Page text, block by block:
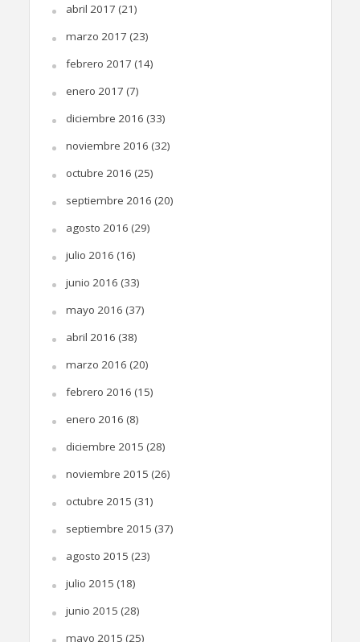
abril 2017 (21)
marzo 2017 (23)
febrero 2017 (14)
enero 2017 (7)
diciembre 2016 (33)
noviembre 2016 (32)
octubre 2016 (25)
septiembre 2016 (20)
agosto 2016 (29)
julio 2016 (16)
junio 2016 (33)
mayo 2016 (37)
abril 2016 (38)
marzo 2016 (20)
febrero 2016 (15)
enero 2016 (8)
diciembre 2015 (28)
noviembre 2015 (26)
octubre 2015 (31)
septiembre 2015 (37)
agosto 2015 (23)
julio 2015 (18)
junio 2015 (28)
mayo 2015 (25)